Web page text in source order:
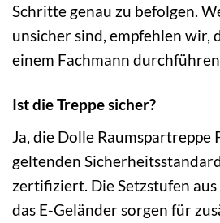
Schritte genau zu befolgen.
unsicher sind, empfehlen wir,
einem Fachmann durchführen
Ist die Treppe sicher?
Ja, die Dolle Raumspartreppe
geltenden
zertifiziert. Die Setzstufen
das E-Geländer sorgen für